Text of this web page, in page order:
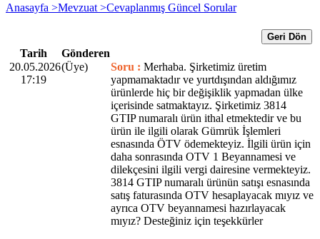
Anasayfa >Mevzuat >Cevaplanmış Güncel Sorular
Geri Dön
Tarih
Gönderen
20.05.2026
17:19
(Üye) Soru : Merhaba. Şirketimiz üretim
yapmamaktadır ve yurtdışından aldığımız
ürünlerde hiç bir değişiklik yapmadan ülke
içerisinde satmaktayız. Şirketimiz 3814
GTIP numaralı ürün ithal etmektedir ve bu
ürün ile ilgili olarak Gümrük İşlemleri
esnasında ÖTV ödemekteyiz. İlgili ürün için
daha sonrasında OTV 1 Beyannamesi ve
dilekçesini ilgili vergi dairesine vermekteyiz.
3814 GTIP numaralı ürünün satışı esnasında
satış faturasında OTV hesaplayacak mıyız ve
ayrıca OTV beyannamesi hazırlayacak
mıyız? Desteğiniz için teşekkürler